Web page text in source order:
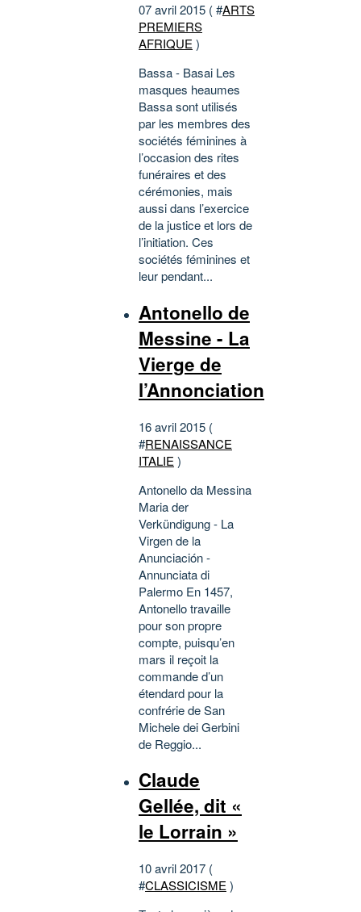
07 avril 2015 ( #ARTS
PREMIERS
AFRIQUE)
Bassa - Basai Les
masques heaumes
Bassa sont utilisés
par les membres des
sociétés féminines à
l’occasion des rites
funéraires et des
cérémonies, mais
aussi dans l’exercice
de la justice et lors de
l’initiation. Ces
sociétés féminines et
leur pendant...
Antonello de
Messine - La
Vierge de
l’Annonciation
16 avril 2015 (
#RENAISSANCE
ITALIE )
Antonello da Messina
Maria der
Verkündigung - La
Virgen de la
Anunciación -
Annunciata di
Palermo En 1457,
Antonello travaille
pour son propre
compte, puisqu’en
mars il reçoit la
commande d’un
étendard pour la
confrérie de San
Michele dei Gerbini
de Reggio...
Claude
Gellée, dit «
le Lorrain »
10 avril 2017 (
#CLASSICISME )